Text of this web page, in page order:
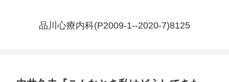
品川心療内科(P2009-1--2020-7)8125